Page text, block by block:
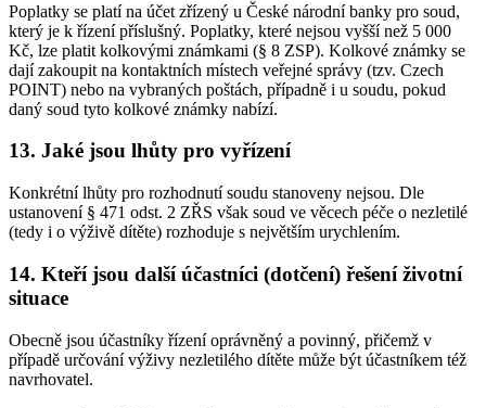
Poplatky se platí na účet zřízený u České národní banky pro soud,
který je k řízení příslušný. Poplatky, které nejsou vyšší než 5 000
Kč, lze platit kolkovými známkami (§ 8 ZSP). Kolkové známky se
dají zakoupit na kontaktních místech veřejné správy (tzv. Czech
POINT) nebo na vybraných poštách, případně i u soudu, pokud
daný soud tyto kolkové známky nabízí.
13. Jaké jsou lhůty pro vyřízení
Konkrétní lhůty pro rozhodnutí soudu stanoveny nejsou. Dle
ustanovení § 471 odst. 2 ZŘS však soud ve věcech péče o nezletilé
(tedy i o výživě dítěte) rozhoduje s největším urychlením.
14. Kteří jsou další účastníci (dotčení) řešení životní
situace
Obecně jsou účastníky řízení oprávněný a povinný, přičemž v
případě určování výživy nezletilého dítěte může být účastníkem též
navrhovatel.